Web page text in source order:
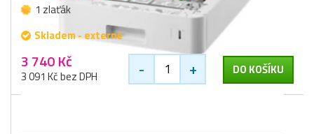
1 zlaťák
Skladem - externě
3 740 Kč
3 091 Kč bez DPH - + DO KOŠÍKU